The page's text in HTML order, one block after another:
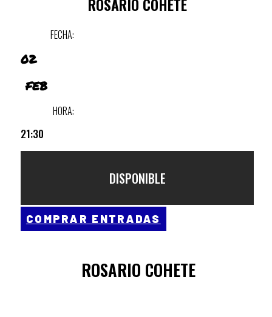
ROSARIO COHETE
FECHA:
02
FEB
HORA:
21:30
DISPONIBLE
COMPRAR ENTRADAS
ROSARIO COHETE